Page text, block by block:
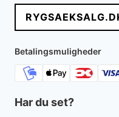
Betalingsmuligheder
Har du set?